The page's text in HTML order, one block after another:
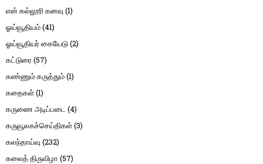
என் கல்லூரி கனவு (1)
ஓய்வூதியம்(41)
ஓய்வூதியர் கையேடு(2)
கட்டுரை (57)
கண்ணும் கருத்தும்(1)
கதைகள்(1)
கருணை அடிப்படை (4)
கருவூலகச்செய்திகள்(3)
கலந்தாய்வு (232)
கலைத் திருவிழா (57)